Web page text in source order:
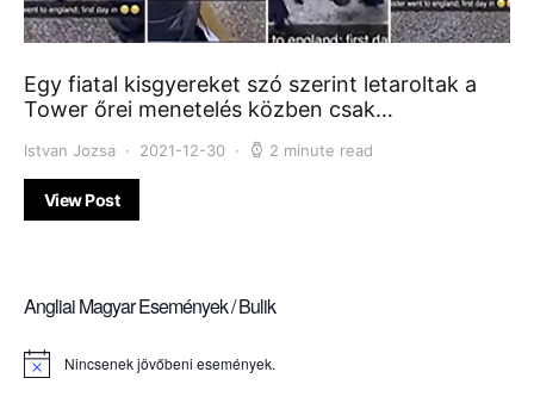
Egy fiatal kisgyereket szó szerint letaroltak a
Tower őrei menetelés közben csak…
Istvan Jozsa 2021-12-30 2 minute read
View Post
Angliai Magyar Események / Bulik
Notice Nincsenek jövőbeni események.